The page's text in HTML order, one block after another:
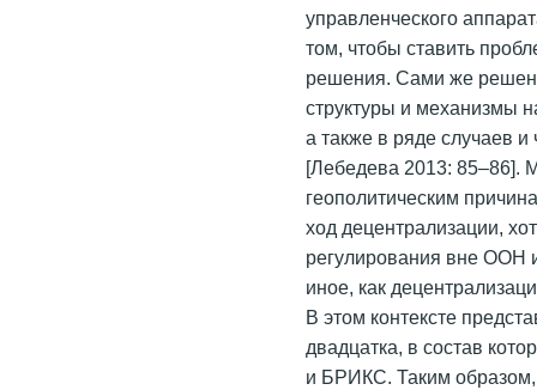
управленческого
том, чтобы ставить
решения. Сами же
структуры и механизмы
а также в ряде случаев
[Лебедева 2013: 85–86].
геополитическим
ход децентрализации,
регулирования вне ООН
иное, как
В этом контексте
двадцатка, в состав
и БРИКС. Таким